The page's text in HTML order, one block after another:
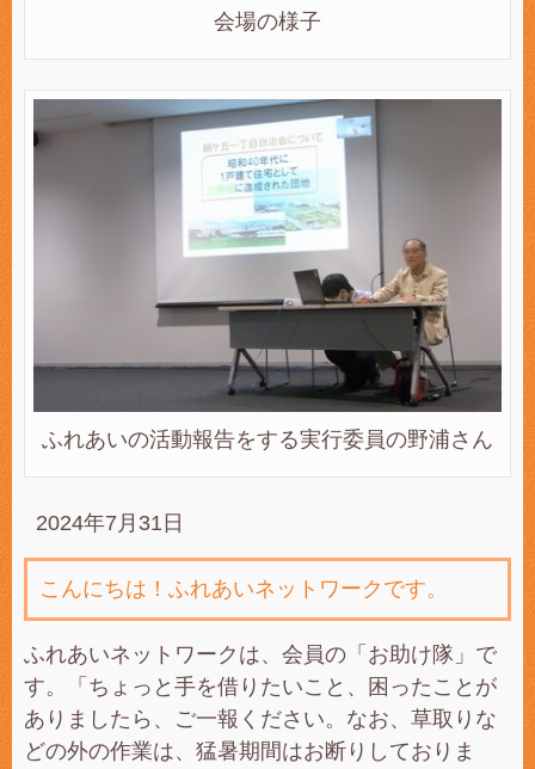
会場の様子
ふれあいの活動報告をする実行委員の野浦さん
2024年7月31日
こんにちは！ふれあいネットワークです。
ふれあいネットワークは、会員の「お助け隊」で
す。「ちょっと手を借りたいこと、困ったことが
ありましたら、ご一報ください。なお、草取りな
どの外の作業は、猛暑期間はお断りしておりま